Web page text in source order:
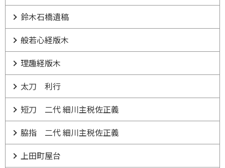
鈴木石橋遺稿
般若心経版木
理趣経版木
太刀 利行
短刀 二代 細川主税佐正義
脇指 二代 細川主税佐正義
上田町屋台